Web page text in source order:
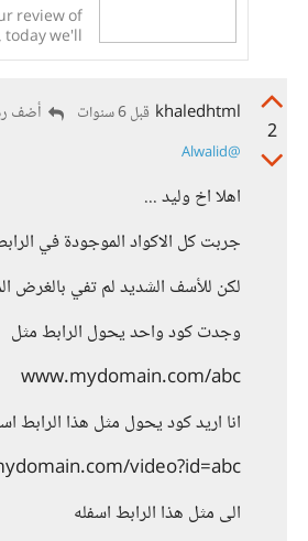
review of
today we'll
pretty...
2
khaledhtml قبل 6 سنوات أضف
@Alwalid
اهلا اخ وليد ...
جربت كل الاكواد الموجودة في
لكن للأسف الشديد لم تفي بالغرض
وجدت كود واحد يحول الرابط مثل
www.mydomain.com/abc
انا اريد كود يحول مثل هذا الرابط
video?id=abc
الى مثل هذا الرابط اسفله